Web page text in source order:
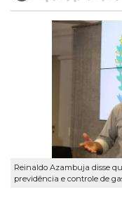
Reinaldo Azambuja disse
previdência e controle de